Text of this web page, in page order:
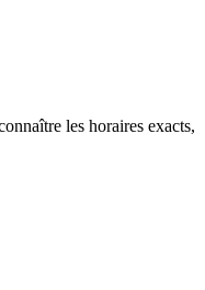
les horaires exacts,